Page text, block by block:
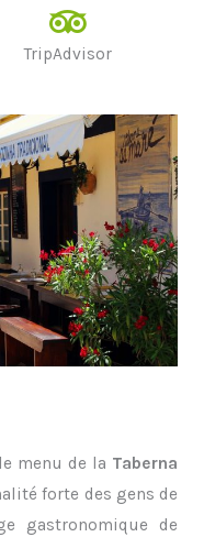
TripAdvisor
menu de la Taberna
forte des gens de
gastronomique de